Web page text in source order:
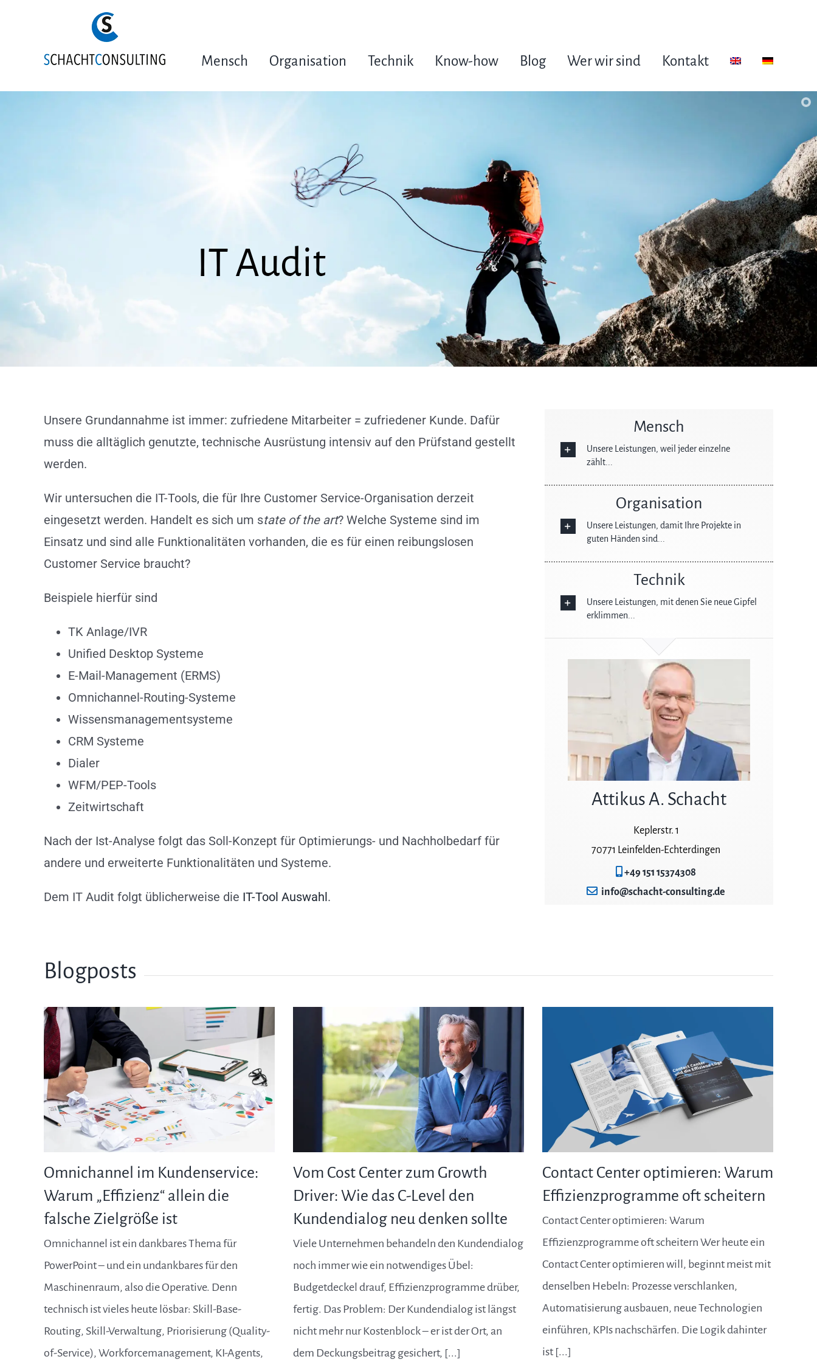
Mensch Organisation Technik Know-how Blog Wer wir sind Kontakt
IT Audit
Unsere Grundannahme ist immer: zufriedene Mitarbeiter = zufriedener Kunde. Dafür
muss die alltäglich genutzte, technische Ausrüstung intensiv auf den Prüfstand gestellt
werden.
Wir untersuchen die IT-Tools, die für Ihre Customer Service-Organisation derzeit
eingesetzt werden. Handelt es sich um state of the art? Welche Systeme sind im
Einsatz und sind alle Funktionalitäten vorhanden, die es für einen reibungslosen
Customer Service braucht?
Beispiele hierfür sind
TK Anlage/IVR
Unified Desktop Systeme
E-Mail-Management (ERMS)
Omnichannel-Routing-Systeme
Wissensmanagementsysteme
CRM Systeme
Dialer
WFM/PEP-Tools
Zeitwirtschaft
Nach der Ist-Analyse folgt das Soll-Konzept für Optimierungs- und Nachholbedarf für
andere und erweiterte Funktionalitäten und Systeme.
Dem IT Audit folgt üblicherweise die IT-Tool Auswahl.
Mensch
Unsere Leistungen, weil jeder einzelne
zählt...
Organisation
Unsere Leistungen, damit Ihre Projekte in
guten Händen sind...
Technik
Unsere Leistungen, mit denen Sie neue Gipfel
erklimmen...
Attikus A. Schacht
Keplerstr. 1
70771 Leinfelden-Echterdingen
+49 151 15374308
info@schacht-consulting.de
Blogposts
Omnichannel im Kundenservice:
Warum „Effizienz“ allein die
falsche Zielgröße ist
Omnichannel ist ein dankbares Thema für
PowerPoint – und ein undankbares für den
Maschinenraum, also die Operative. Denn
technisch ist vieles heute lösbar: Skill-Base-
Routing, Skill-Verwaltung, Priorisierung (Quality-
of-Service), Workforcemanagement, KI-Agents,
Vom Cost Center zum Growth
Driver: Wie das C-Level den
Kundendialog neu denken sollte
Viele Unternehmen behandeln den Kundendialog
noch immer wie ein notwendiges Übel:
Budgetdeckel drauf, Effizienzprogramme drüber,
fertig. Das Problem: Der Kundendialog ist längst
nicht mehr nur Kostenblock – er ist der Ort, an
dem Deckungsbeitrag gesichert, [...]
Contact Center optimieren: Warum
Effizienzprogramme oft scheitern
Contact Center optimieren: Warum
Effizienzprogramme oft scheitern Wer heute ein
Contact Center optimieren will, beginnt meist mit
denselben Hebeln: Prozesse verschlanken,
Automatisierung ausbauen, neue Technologien
einführen, KPIs nachschärfen. Die Logik dahinter
ist [...]